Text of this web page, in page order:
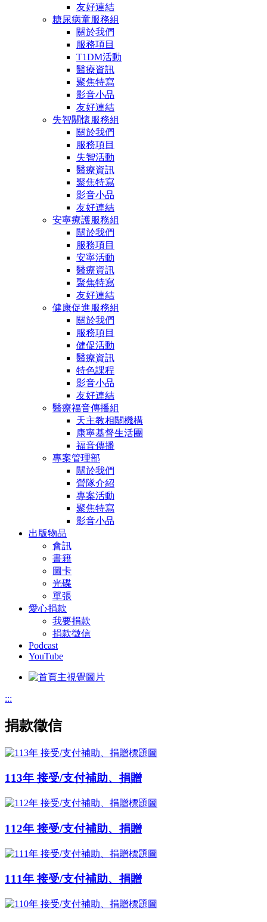
友好連結
糖尿病童服務組
關於我們
服務項目
T1DM活動
醫療資訊
聚焦特寫
影音小品
友好連結
失智關懷服務組
關於我們
服務項目
失智活動
醫療資訊
聚焦特寫
影音小品
友好連結
安寧療護服務組
關於我們
服務項目
安寧活動
醫療資訊
聚焦特寫
友好連結
健康促進服務組
關於我們
服務項目
健促活動
醫療資訊
特色課程
影音小品
友好連結
醫療福音傳播組
天主教相關機構
康寧基督生活團
福音傳播
專案管理部
關於我們
營隊介紹
專案活動
聚焦特寫
影音小品
出版物品
會訊
書籍
圖卡
光碟
單張
愛心捐款
我要捐款
捐款徵信
Podcast
YouTube
:::
捐款徵信
113年 接受/支付補助、捐贈
112年 接受/支付補助、捐贈
111年 接受/支付補助、捐贈